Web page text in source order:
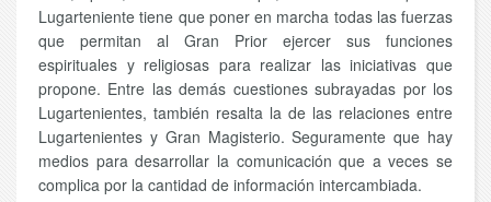
Lugarteniente tiene que poner en marcha todas las fuerzas
que permitan al Gran Prior ejercer sus funciones
espirituales y religiosas para realizar las iniciativas que
propone. Entre las demás cuestiones subrayadas por los
Lugartenientes, también resalta la de las relaciones entre
Lugartenientes y Gran Magisterio. Seguramente que hay
medios para desarrollar la comunicación que a veces se
complica por la cantidad de información intercambiada.